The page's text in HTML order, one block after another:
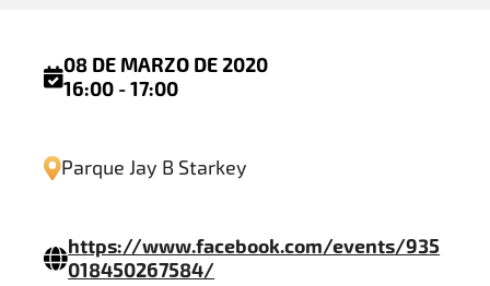
08 DE MARZO DE 2020
16:00 - 17:00
Parque Jay B Starkey
https://www.facebook.com/events/935
018450267584/